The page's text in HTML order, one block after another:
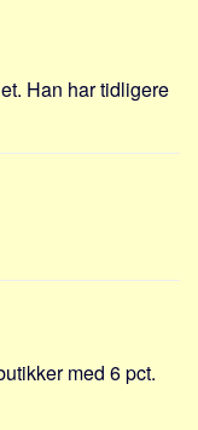
Han har tidligere
med 6 pct.